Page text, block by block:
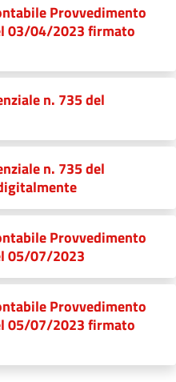
Provvedimento
03/04/2023 firmato
n. 735 del
n. 735 del
Provvedimento
05/07/2023
Provvedimento
05/07/2023 firmato